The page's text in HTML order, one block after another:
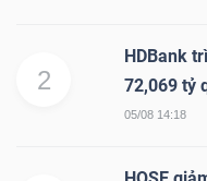
2
HDBank
72,069 tỷ
05/08 14:18